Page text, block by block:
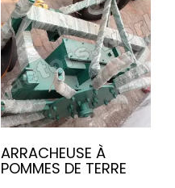
ARRACHEUSE À
POMMES DE TERRE